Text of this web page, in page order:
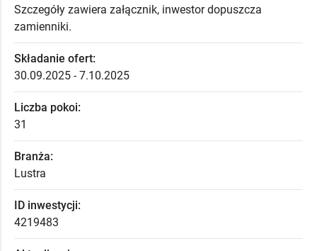
Szczegóły zawiera załącznik, inwestor dopuszcza
zamienniki.
Składanie ofert:
30.09.2025 - 7.10.2025
Liczba pokoi:
31
Branża:
Lustra
ID inwestycji:
4219483